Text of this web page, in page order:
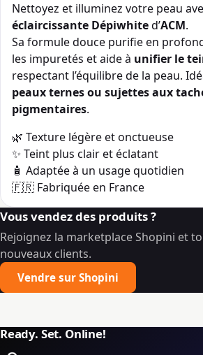
Nettoyez et illuminez votre peau
éclaircissante Dépiwhited’ACM.
Sa formule douce purifie en
les impuretés et aide à unifier le
respectant l’équilibre de la peau.
peaux ternes ou sujettes aux
pigmentaires.
🌿 Texture légère et onctueuse
✨ Teint plus clair et éclatant
🧴 Adaptée à un usage quotidien
🇫🇷 Fabriquée en France
Vous vendez des produits ?
Rejoignez la marketplace Shopini et
nouveaux clients.
Vendre sur Shopini
Ready. Set. Online!